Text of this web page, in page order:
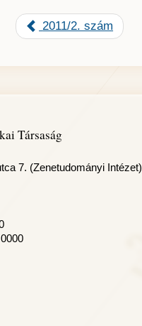
2011/2. szám
Társaság
7. (Zenetudományi Intézet)